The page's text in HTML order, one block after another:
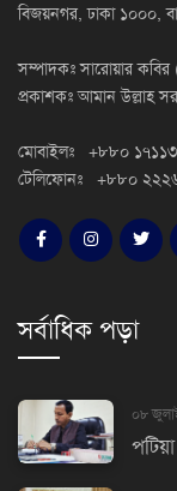
বিজয়নগর, ঢাকা ১০০০,
সম্পাদকঃ সারোয়ার
প্রকাশকঃ আমান উল্লাহ
মোবাইলঃ +৮৮০
টেলিফোনঃ +৮৮০
সর্বাধিক পড়া
০৮